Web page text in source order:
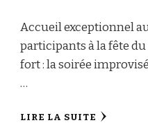
Accueil exceptionnel
participants à la fête
fort : la soirée
…
LIRE LA SUITE